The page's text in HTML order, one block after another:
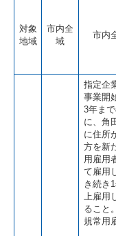
対象
地域
市内全
域
市内
指定企
事業開
3年ま
に、角
に住所
方を新
用雇用
て雇用
き続き
上雇用
ること
規常用